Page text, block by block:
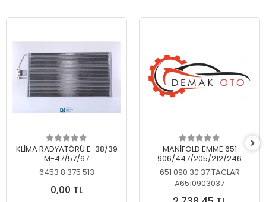
KLİMA RADYATÖRÜ E-38/39
M-47/57/67
6453 8 375 513
0,00 TL
MANİFOLD EMME 651
906/447/205/212/246
KELEBEKSİZ
651 090 30 37 TACLAR
A6510903037